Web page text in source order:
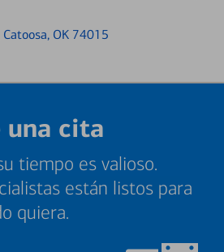
Catoosa, OK 74015
una cita
tiempo es valioso.
están listos para
quiera.